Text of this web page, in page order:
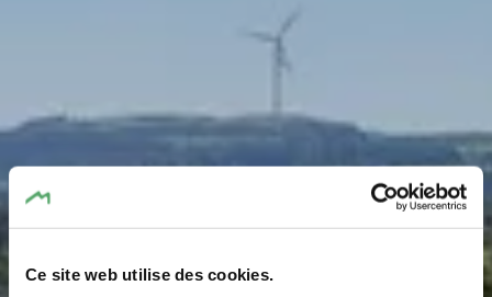
Ce site web utilise des cookies.